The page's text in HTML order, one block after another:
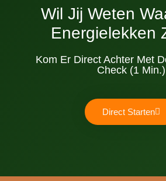
Wil Jij Weten
Energielekken
Kom Er Direct Achter Met
Check (1 Min.)
Direct Starten